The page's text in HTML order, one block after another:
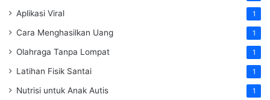
Aplikasi Viral 1
Cara Menghasilkan Uang 1
Olahraga Tanpa Lompat 1
Latihan Fisik Santai 1
Nutrisi untuk Anak Autis 1